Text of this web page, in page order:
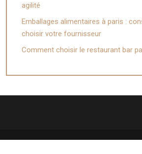
agilité
Emballages alimentaires à paris :
choisir votre fournisseur
Comment choisir le restaurant bar